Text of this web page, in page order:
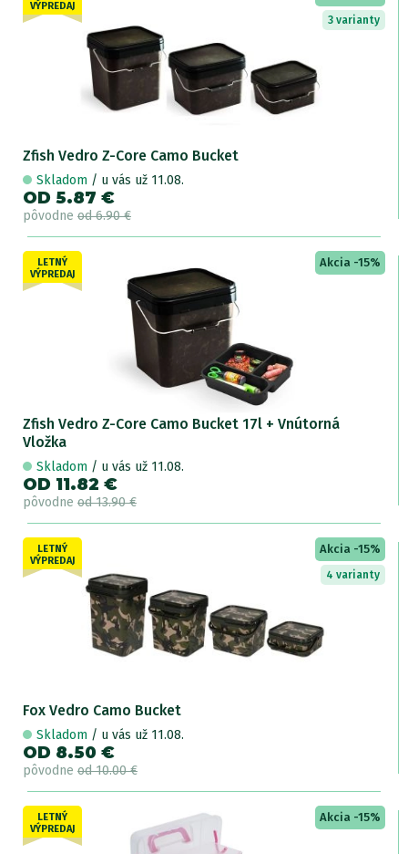
VÝPREDAJ
3 varianty
Zfish Vedro Z-Core Camo Bucket
Skladom / u vás už 11.08.
OD 5.87 €
pôvodne od 6.90 €
LETNÝ
VÝPREDAJ
Akcia -15%
Zfish Vedro Z-Core Camo Bucket 17l + Vnútorná
Vložka
Skladom / u vás už 11.08.
OD 11.82 €
pôvodne od 13.90 €
LETNÝ
VÝPREDAJ
Akcia -15%
4 varianty
Fox Vedro Camo Bucket
Skladom / u vás už 11.08.
OD 8.50 €
pôvodne od 10.00 €
LETNÝ
VÝPREDAJ
Akcia -15%